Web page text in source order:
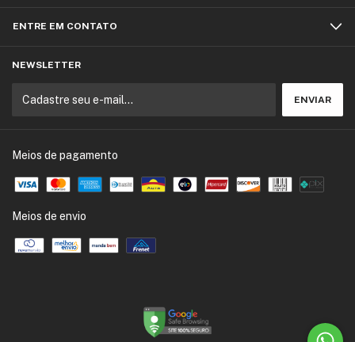
ENTRE EM CONTATO
NEWSLETTER
Meios de pagamento
Meios de envio